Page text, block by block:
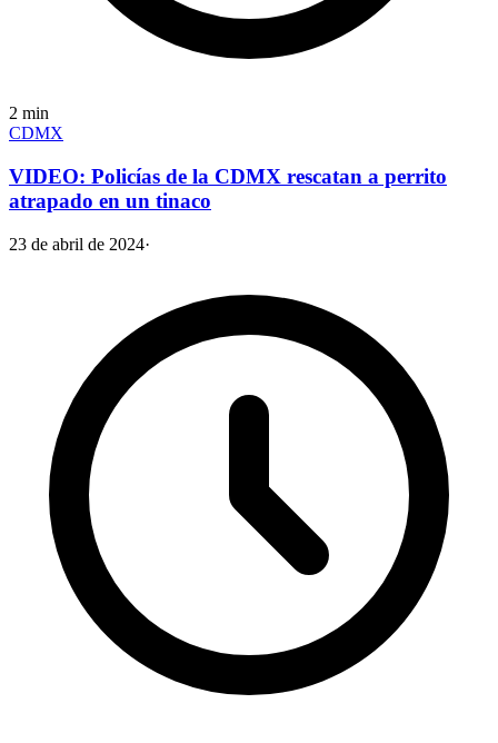
2 min
CDMX
VIDEO: Policías de la CDMX rescatan a perrito
atrapado en un tinaco
23 de abril de 2024·